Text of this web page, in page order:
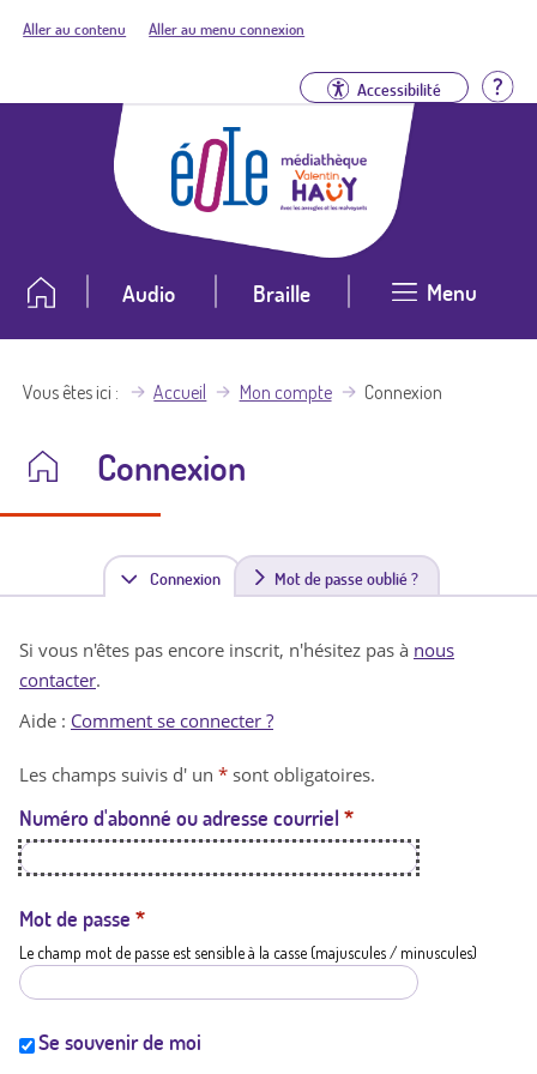
Aller au contenu Aller au menu connexion
Accessibilité
Audio Braille Menu
Vous êtes ici Accueil Mon compte Connexion
Connexion
Connexion(
n
t
a
t
i
Mot de passe oublié ?
Si vous n'êtes pas encore inscrit, n'hésitez pas à nous
contacter.
Aide : Comment se connecter ?
Les champs suivis d' un * sont obligatoires.
Numéro d'abonné ou adresse courriel *
Mot de passe *
Le champ mot de passe est sensible à la casse (majuscules / minuscules)
Se souvenir de moi